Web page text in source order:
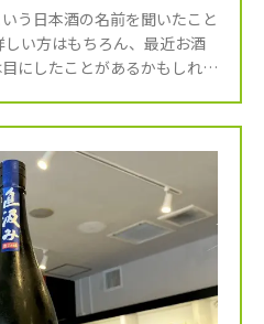
う日本酒の名前を聞いたこと
い方はもちろん、最近お酒
にしたことがあるかもしれま